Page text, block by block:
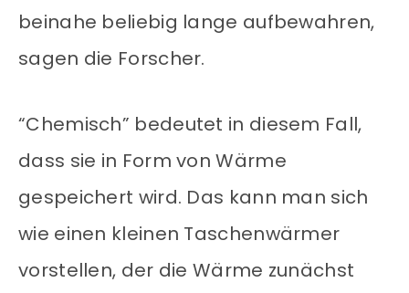
beinahe beliebig lange aufbewahren,
sagen die Forscher.
“Chemisch” bedeutet in diesem Fall,
dass sie in Form von Wärme
gespeichert wird. Das kann man sich
wie einen kleinen Taschenwärmer
vorstellen, der die Wärme zunächst